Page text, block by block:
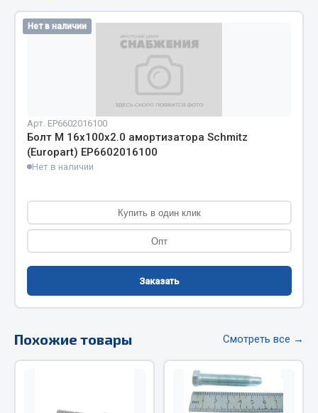
Пробки
Пружины
Соединительные элементы
Адаптеры и переходники
Тройники
Трубки, муфты, гайки
Угольники
Фитинги
Штуцеры
Весь раздел
Нет в наличии
Арт. EP6602016100
Болт М 16х100х2.0 амортизатора Schmitz
(Europart) EP6602016100
Нет в наличии
Купить в один клик
Опт
Заказать
Похожие товары Смотреть все →